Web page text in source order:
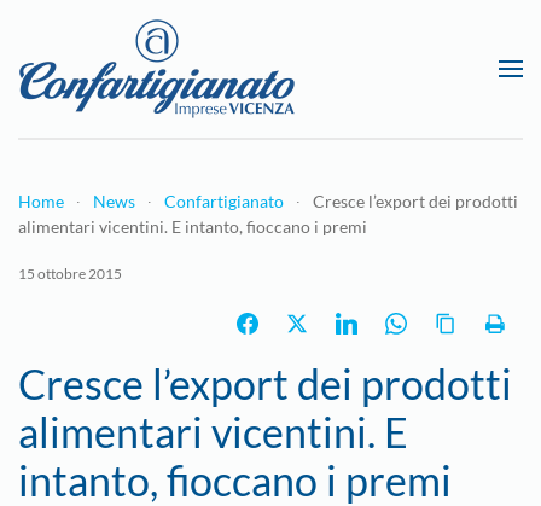
Passa al contenuto principale
Home News Confartigianato
Cresce l’export dei prodotti
alimentari vicentini. E intanto, fioccano i premi
15 ottobre 2015
Cresce l’export dei prodotti
alimentari vicentini. E
intanto, fioccano i premi